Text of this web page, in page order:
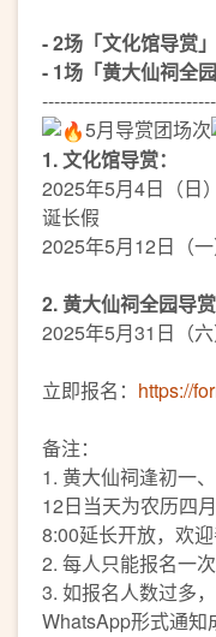
- 2场「文化馆导赏
- 1场「黄大仙祠全园
5月导赏团场次
1. 文化馆导赏：
2025年5月4日（日
诞长假
2025年5月12日（
2. 黄大仙祠全园导赏
2025年5月31日（
立即报名： https://
备注：
1. 黄大仙祠逢初一
12日当天为农历四
8:00延长开放，欢迎
2. 每人只能报名一
3. 如报名人数过多
WhatsApp形式通知